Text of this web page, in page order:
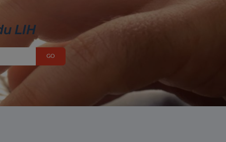
LIH